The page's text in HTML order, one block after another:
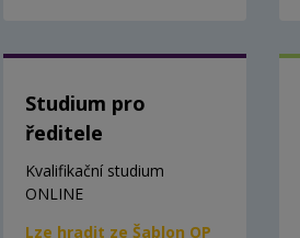
Studium pro
ředitele
Kvalifikační studium
ONLINE
Lze hradit ze Šablon OP